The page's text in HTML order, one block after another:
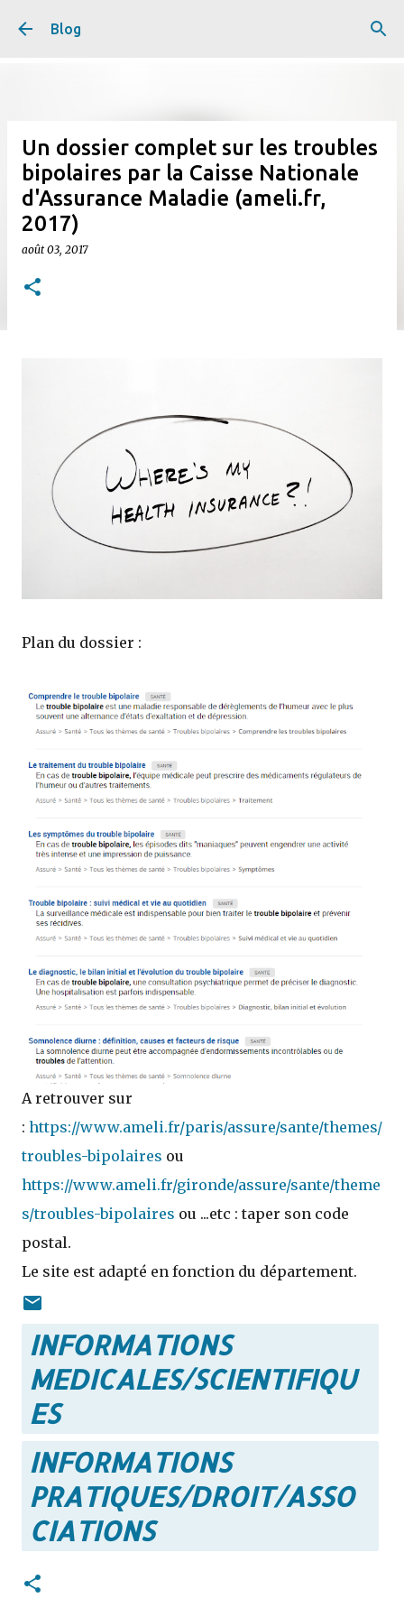
Blog
Un dossier complet sur les troubles
bipolaires par la Caisse Nationale
d'Assurance Maladie (ameli.fr,
2017)
août 03, 2017
Plan du dossier :
A retrouver sur
: https://www.ameli.fr/paris/assure/sante/themes/
troubles-bipolaires ou
https://www.ameli.fr/gironde/assure/sante/theme
s/troubles-bipolaires ou ...etc : taper son code
postal.
Le site est adapté en fonction du département.
INFORMATIONS
MEDICALES/SCIENTIFIQU
ES
INFORMATIONS
PRATIQUES/DROIT/ASSO
CIATIONS